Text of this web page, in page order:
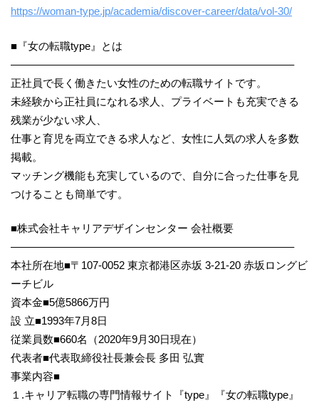
https://woman-type.jp/academia/discover-career/data/vol-30/
■『女の転職type』とは
——————————————————————————–
正社員で長く働きたい女性のための転職サイトです。
未経験から正社員になれる求人、プライベートも充実できる
残業が少ない求人、
仕事と育児を両立できる求人など、女性に人気の求人を多数
掲載。
マッチング機能も充実しているので、自分に合った仕事を見
つけることも簡単です。
■株式会社キャリアデザインセンター 会社概要
——————————————————————————–
本社所在地■〒107-0052 東京都港区赤坂 3-21-20 赤坂ロングビ
ーチビル
資本金■5億5866万円
設 立■1993年7月8日
従業員数■660名（2020年9月30日現在）
代表者■代表取締役社長兼会長 多田 弘實
事業内容■
１.キャリア転職の専門情報サイト『type』『女の転職type』